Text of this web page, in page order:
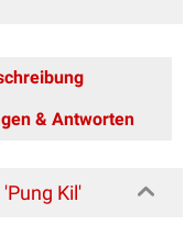
& Antworten
Kil'